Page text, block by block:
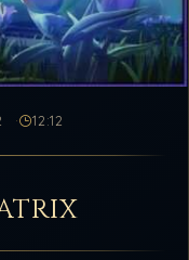
12:12